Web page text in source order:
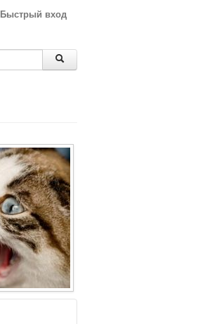
Быстрый вход